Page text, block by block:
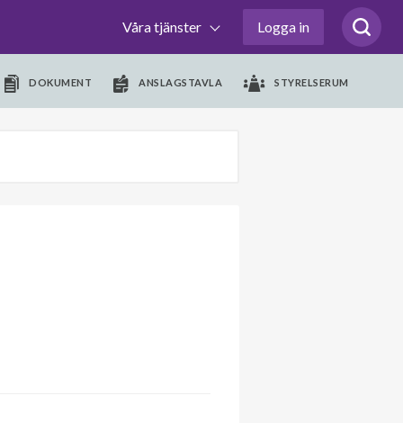
Våra tjänster Logga in
DOKUMENT ANSLAGSTAVLA STYRELSERUM